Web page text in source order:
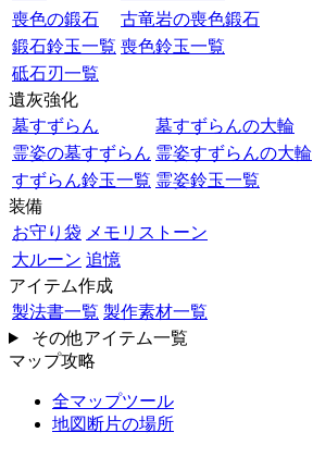
喪色の鍛石
古竜岩の喪色鍛石
鍛石鈴玉一覧 喪色鈴玉一覧
砥石刃一覧
遺灰強化
墓すずらん
墓すずらんの大輪
霊姿の墓すずらん 霊姿すずらんの大輪
すずらん鈴玉一覧 霊姿鈴玉一覧
装備
お守り袋 メモリストーン
大ルーン 追憶
アイテム作成
製法書一覧 製作素材一覧
その他アイテム一覧
マップ攻略
全マップツール
地図断片の場所